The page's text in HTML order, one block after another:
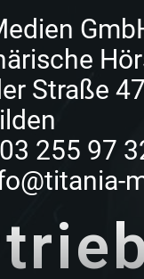
Straße 47
255 97